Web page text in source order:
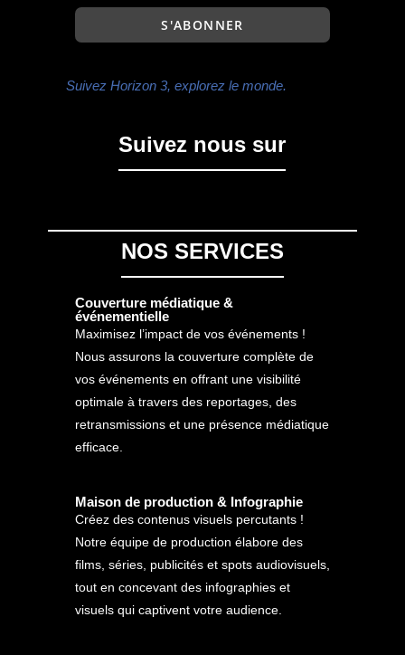
Suivez Horizon 3, explorez le monde.
Suivez nous sur
NOS SERVICES
Couverture médiatique &
événementielle
Maximisez l’impact de vos événements !
Nous assurons la couverture complète de
vos événements en offrant une visibilité
optimale à travers des reportages, des
retransmissions et une présence médiatique
efficace.
Maison de production & Infographie
Créez des contenus visuels percutants !
Notre équipe de production élabore des
films, séries, publicités et spots audiovisuels,
tout en concevant des infographies et
visuels qui captivent votre audience.